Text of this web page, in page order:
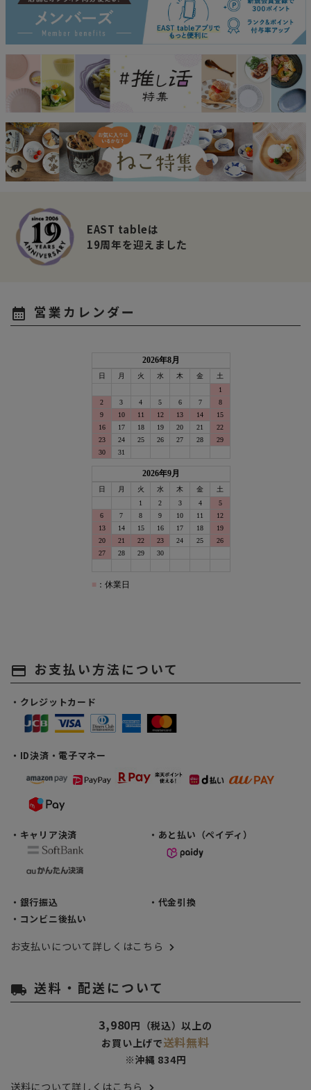
EAST tableは
19周年を迎えました
calendar_month 営業カレンダー
payment お支払い方法について
・クレジットカード
・ID決済・電子マネー
・キャリア決済 ・あと払い（ペイディ）
・銀行振込
・代金引換
・コンビニ後払い
お支払いについて詳しくはこちら
local_shipping 送料・配送について
3,980円（税込）以上の
お買い上げで送料無料
※沖縄 834円
送料について詳しくはこちら